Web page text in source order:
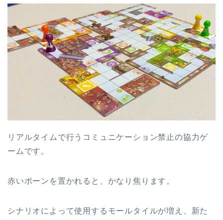
リアルタイムで行うコミュニケーション禁止の協力ゲ
ームです。
赤いポーンを置かれると、かなり焦ります。
シナリオによって使用するモールタイルが増え、新た